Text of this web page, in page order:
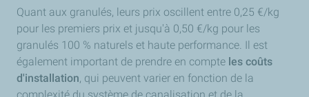
Quant aux granulés, leurs prix oscillent entre 0,25 €/kg
pour les premiers prix et jusqu'à 0,50 €/kg pour les
granulés 100 % naturels et haute performance. Il est
également important de prendre en compte les coûts
d'installation, qui peuvent varier en fonction de la
complexité du système de canalisation et de la